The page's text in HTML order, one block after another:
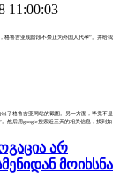
11:00:03
格鲁吉亚现阶段不禁止为外国人代孕”。并给我
了格鲁吉亚网站的截图。另一方面，毕竟不是
然后用google搜索近三天的相关信息，找到如
არ
მოიხსნა